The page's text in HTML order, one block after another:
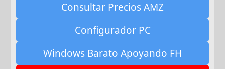
Consultar Precios AMZ
Configurador PC
Windows Barato Apoyando FH